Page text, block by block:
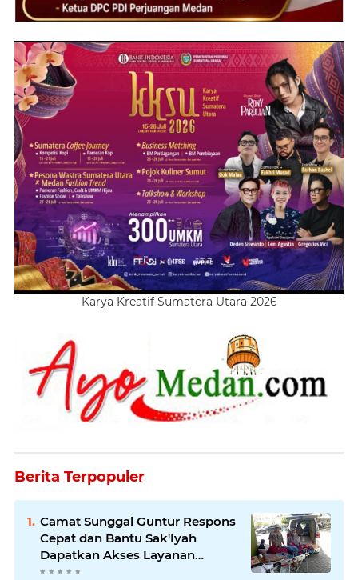
Karya Kreatif Sumatera Utara 2026
Berita Terpopuler
Camat Sunggal Guntur Respons
Cepat dan Bantu Sak'Iyah
Dapatkan Akses Layanan
Kesehatan